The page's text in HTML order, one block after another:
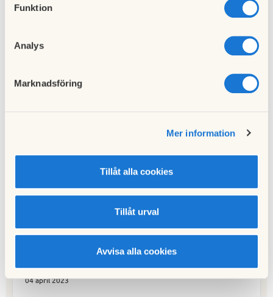
Funktion
Analys
Marknadsföring
Mer information
Tillåt alla cookies
Tillåt urval
Avvisa alla cookies
BRF Mälarens nyhetsbrev 1_2023.pdf
Senast uppdaterad:2023-04-23
Trolig läcka i kulvert mellan Vindagarvägen 8
och 9
04 april 2023